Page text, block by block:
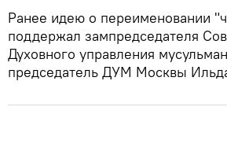
Ранее идею о переименовании
поддержал зампредседателя
Духовного управления
председатель ДУМ Москвы